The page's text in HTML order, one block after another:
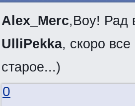
Alex_Merc,Воу! Рад
UlliPekka, скоро
старое...)
0